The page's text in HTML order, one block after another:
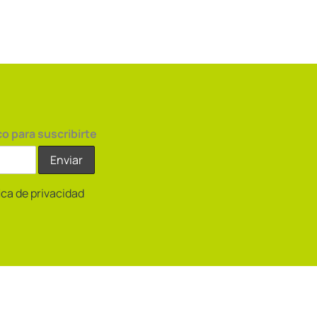
para suscribirte
de privacidad